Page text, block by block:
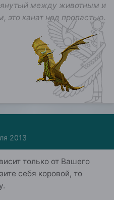
между животным и
это канат над пропастью.
2013
только от Вашего
себя коровой, то